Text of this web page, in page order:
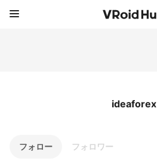
ideaforex
フォロー フォロワー